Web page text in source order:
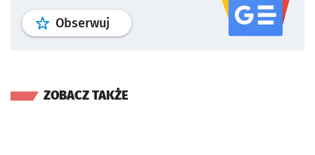
Obserwuj profil serwisu
ZOBACZ TAKŻE